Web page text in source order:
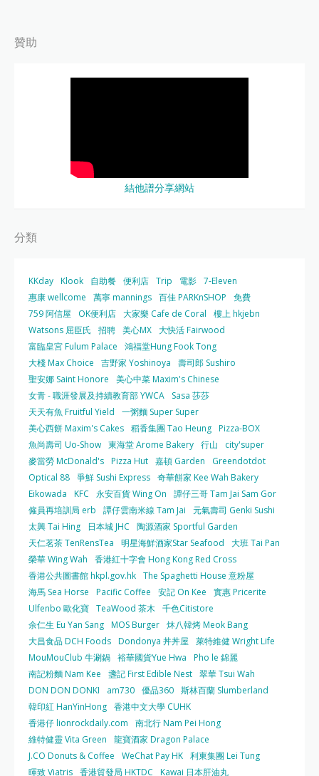
贊助
結他譜分享網站
分類
KKday Klook 自助餐 便利店 Trip 電影 7-Eleven
惠康 wellcome
萬寧 mannings 百佳 PARKnSHOP
免費
759 阿信屋
OK便利店 大家樂 Cafe de Coral
樓上 hkjebn
Watsons 屈臣氏
招聘 美心MX 大快活 Fairwood
富臨皇宮 Fulum Palace
鴻福堂Hung Fook Tong
大棧 Max Choice
吉野家 Yoshinoya
壽司郎 Sushiro
聖安娜 Saint Honore
美心中菜 Maxim's Chinese
女青 - 職涯發展及持續教育部 YWCA
Sasa 莎莎
天天有魚 Fruitful Yield
一粥麵 Super Super
美心西餅 Maxim's Cakes 稻香集團 Tao Heung Pizza-BOX
魚尚壽司 Uo-Show 東海堂 Arome Bakery 行山
city'super
麥當勞 McDonald's Pizza Hut 嘉頓 Garden
Greendotdot
Optical 88 爭鮮 Sushi Express 奇華餅家 Kee Wah Bakery
Eikowada
KFC 永安百貨 Wing On
譚仔三哥 Tam Jai Sam Gor
僱員再培訓局 erb
譚仔雲南米線 Tam Jai
元氣壽司 Genki Sushi
太興 Tai Hing
日本城 JHC
陶源酒家 Sportful Garden
天仁茗茶 TenRensTea
明星海鮮酒家Star Seafood
大班 Tai Pan
榮華 Wing Wah
香港紅十字會 Hong Kong Red Cross
香港公共圖書館 hkpl.gov.hk The Spaghetti House 意粉屋
海馬 Sea Horse
Pacific Coffee 安記 On Kee
實惠 Pricerite
Ulfenbo 歐化寶 TeaWood 茶木 千色Citistore
余仁生 Eu Yan Sang MOS Burger 炑八韓烤 Meok Bang
大昌食品 DCH Foods Dondonya 丼丼屋
萊特維健 Wright Life
MouMouClub 牛涮鍋 裕華國貨Yue Hwa
Pho le 錦麗
南記粉麵 Nam Kee
盞記 First Edible Nest 翠華 Tsui Wah
DON DON DONKI
am730 優品360 斯林百蘭 Slumberland
韓印紅 HanYinHong 香港中文大學 CUHK
香港仔 lionrockdaily.com
南北行 Nam Pei Hong
維特健靈 Vita Green
龍寶酒家 Dragon Palace
J.CO Donuts & Coffee
WeChat Pay HK 利東集團 Lei Tung
暉致 Viatris 香港貿發局 HKTDC Kawai 日本肝油丸